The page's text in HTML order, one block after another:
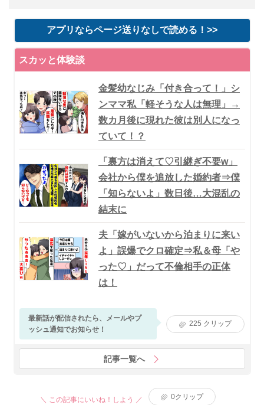
アプリならページ送りなしで読める！>>
スカッと体験談
金髪幼なじみ「付き合って！」シ
ンママ私「軽そうな人は無理」→
数カ月後に現れた彼は別人になっ
ていて！？
「裏方は消えて♡引継ぎ不要w」
会社から僕を追放した婚約者⇒僕
「知らないよ」数日後…大混乱の
結末に
夫「嫁がいないから泊まりに来い
よ」誤爆でクロ確定⇒私＆母「や
った♡」だって不倫相手の正体
は！
最新話が配信されたら、メールやプ
ッシュ通知でお知らせ！
225 クリップ
記事一覧へ
＼ この記事にいいね！しよう ／ 0クリップ